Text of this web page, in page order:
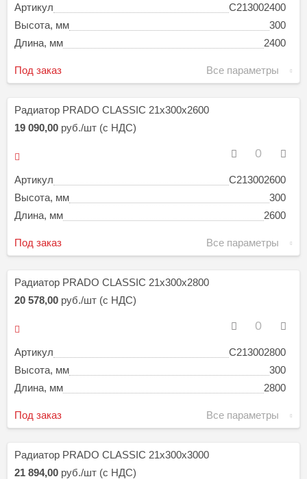
Артикул
C213002400
Высота, мм
300
Длина, мм
2400
Под заказ Все параметры
Радиатор PRADO CLASSIC 21х300х2600
Артикул
C213002600
Высота, мм
300
Длина, мм
2600
19 090,00 руб./шт (с НДС)
Под заказ Все параметры
Радиатор PRADO CLASSIC 21х300х2800
Артикул
C213002800
Высота, мм
300
Длина, мм
2800
20 578,00 руб./шт (с НДС)
Под заказ Все параметры
Радиатор PRADO CLASSIC 21х300х3000
21 894,00 руб./шт (с НДС)